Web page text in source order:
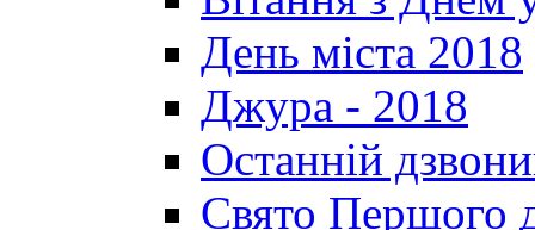
День міста 2018
Джура - 2018
Останній
Свято Першого